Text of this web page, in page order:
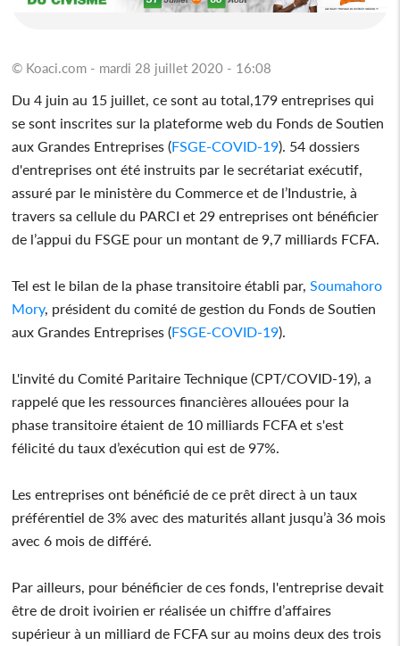
© Koaci.com - mardi 28 juillet 2020 - 16:08
Du 4 juin au 15 juillet, ce sont au total,179 entreprises qui
se sont inscrites sur la plateforme web du Fonds de Soutien
aux Grandes Entreprises (FSGE-COVID-19). 54 dossiers
d'entreprises ont été instruits par le secrétariat exécutif,
assuré par le ministère du Commerce et de l’Industrie, à
travers sa cellule du PARCI et 29 entreprises ont bénéficier
de l’appui du FSGE pour un montant de 9,7 milliards FCFA.
Tel est le bilan de la phase transitoire établi par,Soumahoro
Mory, président du comité de gestion du Fonds de Soutien
aux Grandes Entreprises (FSGE-COVID-19).
L'invité du Comité Paritaire Technique (CPT/COVID-19), a
rappelé que les ressources financières allouées pour la
phase transitoire étaient de 10 milliards FCFA et s'est
félicité du taux d’exécution qui est de 97%.
Les entreprises ont bénéficié de ce prêt direct à un taux
préférentiel de 3% avec des maturités allant jusqu’à 36 mois
avec 6 mois de différé.
Par ailleurs, pour bénéficier de ces fonds, l'entreprise devait
être de droit ivoirien er réalisée un chiffre d’affaires
supérieur à un milliard de FCFA sur au moins deux des trois